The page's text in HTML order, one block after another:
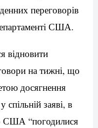
переговорів
США.
відновити
на тижні, що
досягнення
спільній заяві, в
США “погодилися